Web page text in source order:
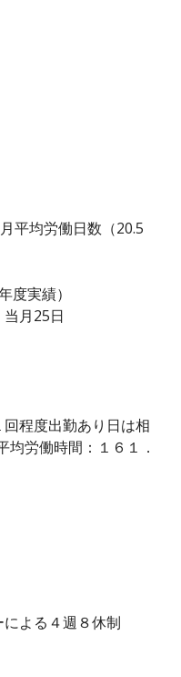
平均労働日数（20.5
度実績）
月25日
程度出勤あり日は相
労働時間：１６１．
よる４週８休制